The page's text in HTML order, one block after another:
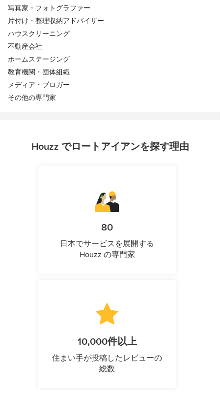
写真家・フォトグラファー
片付け・整理収納アドバイザー
ハウスクリーニング
不動産会社
ホームステージング
教育機関・団体組織
メディア・ブロガー
その他の専門家
Houzz でロートアイアンを探す理由
80
日本でサービスを展開する
Houzz の専門家
10,000件以上
住まい手が投稿したレビューの
総数